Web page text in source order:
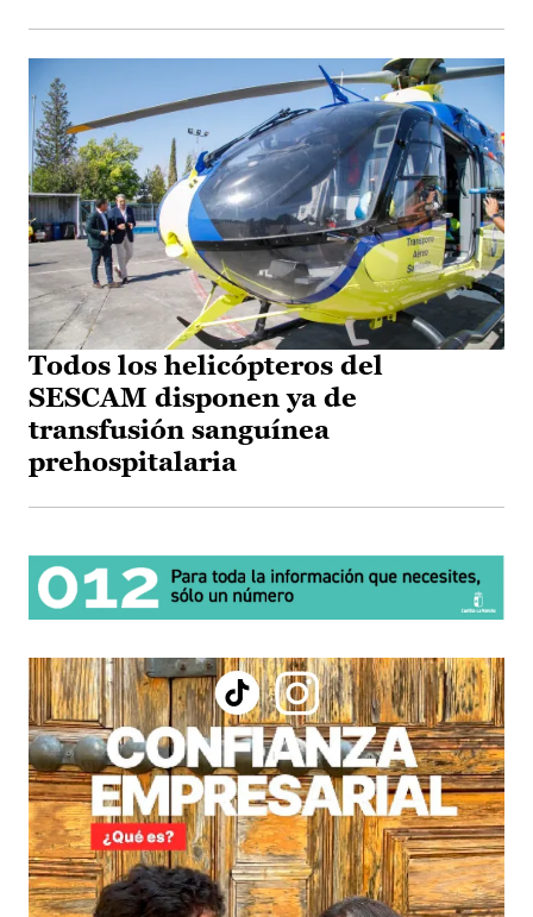
Todos los helicópteros del
SESCAM disponen ya de
transfusión sanguínea
prehospitalaria